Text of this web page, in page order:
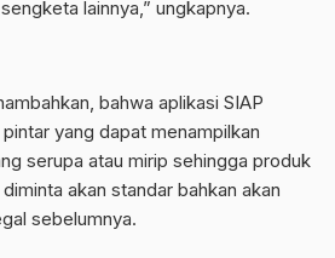
lainnya,” ungkapnya.
bahwa aplikasi SIAP
yang dapat menampilkan
serupa atau mirip sehingga produk
akan standar bahkan akan
sebelumnya.